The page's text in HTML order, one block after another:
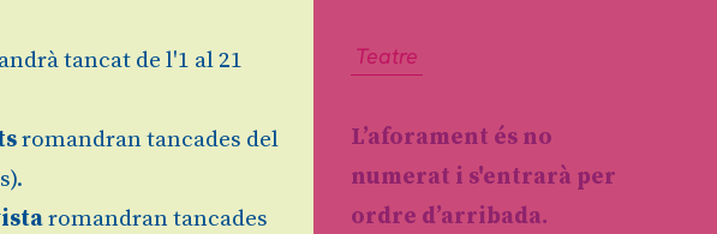
Teatre
L’aforament és no
numerat i s'entrarà per
ordre d’arribada.
tancat de l'1 al 21
romandran tancades del
romandran tancades